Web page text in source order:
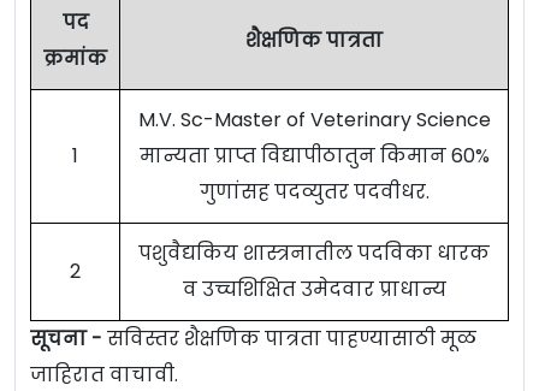
पद
क्रमांक
शैक्षणिक पात्रता
1
M.V. Sc-Master of Veterinary Science
मान्यता प्राप्त विद्यापीठातुन किमान 60%
गुणांसह पदव्युतर पदवीधर.
2
पशुवैद्यकिय शास्त्रनातील पदविका धारक
व उच्चशिक्षित उमेदवार प्राधान्य
सूचना - सविस्तर शैक्षणिक पात्रता पाहण्यासाठी मूळ
जाहिरात वाचावी.